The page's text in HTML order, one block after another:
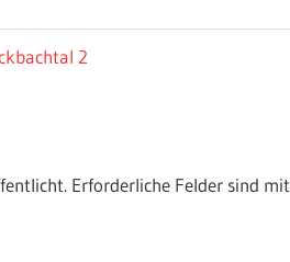
2
Erforderliche Felder sind mit